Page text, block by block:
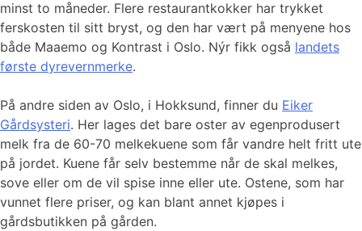
minst to måneder. Flere restaurantkokker har trykket
ferskosten til sitt bryst, og den har vært på menyene hos
både Maaemo og Kontrast i Oslo. Nýr fikk også landets
første dyrevernmerke.
På andre siden av Oslo, i Hokksund, finner du Eiker
Gårdsysteri. Her lages det bare oster av egenprodusert
melk fra de 60-70 melkekuene som får vandre helt fritt ute
på jordet. Kuene får selv bestemme når de skal melkes,
sove eller om de vil spise inne eller ute. Ostene, som har
vunnet flere priser, og kan blant annet kjøpes i
gårdsbutikken på gården.